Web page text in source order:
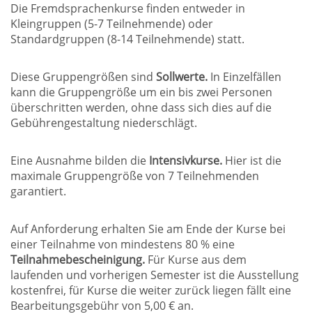
Die Fremdsprachenkurse finden entweder in
Kleingruppen (5-7 Teilnehmende) oder
Standardgruppen (8-14 Teilnehmende) statt.
Diese Gruppengrößen sind Sollwerte. In Einzelfällen
kann die Gruppengröße um ein bis zwei Personen
überschritten werden, ohne dass sich dies auf die
Gebührengestaltung niederschlägt.
Eine Ausnahme bilden die Intensivkurse. Hier ist die
maximale Gruppengröße von 7 Teilnehmenden
garantiert.
Auf Anforderung erhalten Sie am Ende der Kurse bei
einer Teilnahme von mindestens 80 % eine
Teilnahmebescheinigung. Für Kurse aus dem
laufenden und vorherigen Semester ist die Ausstellung
kostenfrei, für Kurse die weiter zurück liegen fällt eine
Bearbeitungsgebühr von 5,00 € an.